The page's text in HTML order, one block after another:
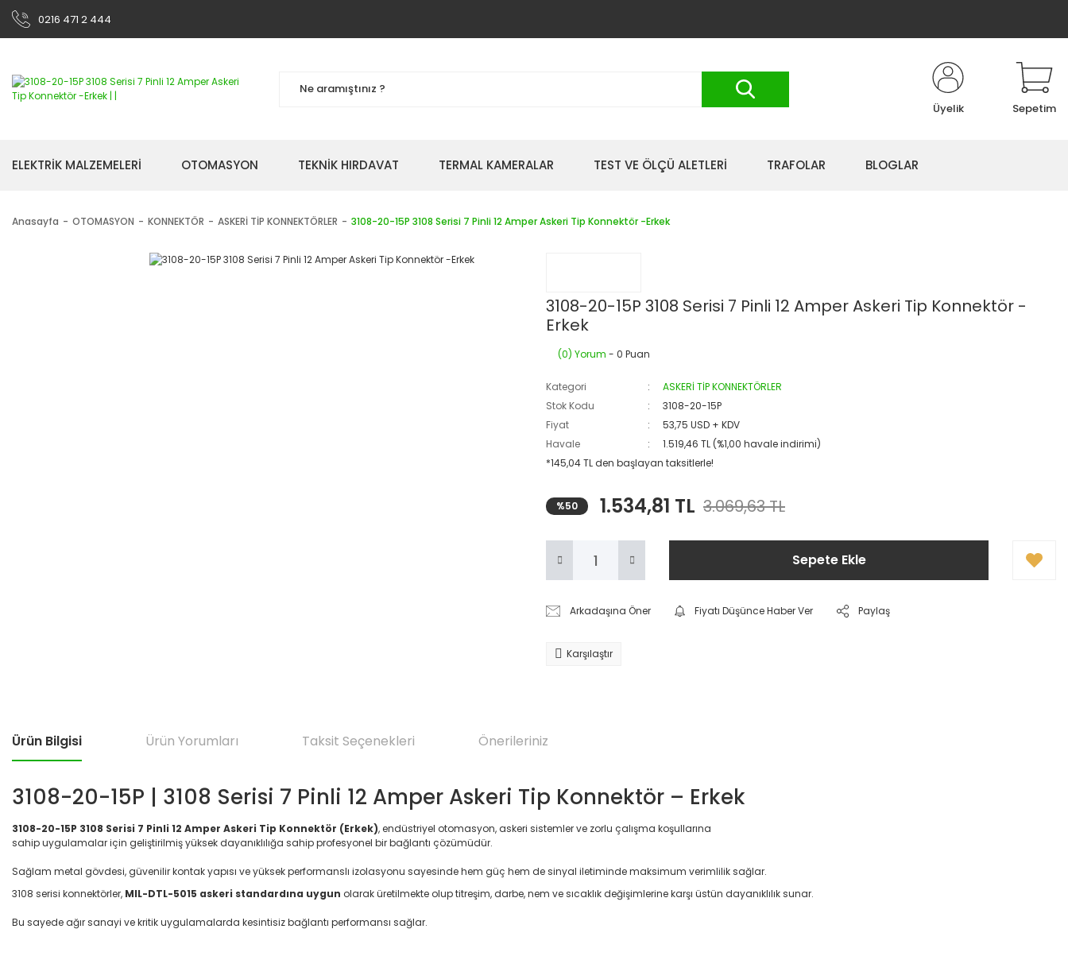
0216 471 2 444
Üyelik Sepetim
ELEKTRİK MALZEMELERİ OTOMASYON TEKNİK HIRDAVAT TERMAL KAMERALAR TEST VE ÖLÇÜ ALETLERİ TRAFOLAR BLOGLAR
Anasayfa OTOMASYON KONNEKTÖR ASKERİ TİP KONNEKTÖRLER 3108-20-15P 3108 Serisi 7 Pinli 12 Amper Askeri Tip Konnektör -Erkek
3108-20-15P 3108 Serisi 7 Pinli 12 Amper Askeri Tip Konnektör -
Erkek
(0) Yorum - 0 Puan
Kategori
ASKERİ TİP KONNEKTÖRLER
Stok Kodu
3108-20-15P
Fiyat
53,75 USD + KDV
Havale
1.519,46 TL (%1,00 havale indirimi)
*145,04 TL den başlayan taksitlerle!
%50 1.534,81 TL 3.069,63 TL
Sepete Ekle
Arkadaşına Öner Fiyatı Düşünce Haber Ver Paylaş
Karşılaştır
Ürün Bilgisi Ürün Yorumları Taksit Seçenekleri Önerileriniz
3108-20-15P | 3108 Serisi 7 Pinli 12 Amper Askeri Tip Konnektör – Erkek
3108-20-15P 3108 Serisi 7 Pinli 12 Amper Askeri Tip Konnektör (Erkek), endüstriyel otomasyon, askeri sistemler ve zorlu çalışma koşullarına
sahip uygulamalar için geliştirilmiş yüksek dayanıklılığa sahip profesyonel bir bağlantı çözümüdür.
Sağlam metal gövdesi, güvenilir kontak yapısı ve yüksek performanslı izolasyonu sayesinde hem güç hem de sinyal iletiminde maksimum verimlilik sağlar.
3108 serisi konnektörler, MIL-DTL-5015 askeri standardına uygun olarak üretilmekte olup titreşim, darbe, nem ve sıcaklık değişimlerine karşı üstün dayanıklılık sunar.
Bu sayede ağır sanayi ve kritik uygulamalarda kesintisiz bağlantı performansı sağlar.